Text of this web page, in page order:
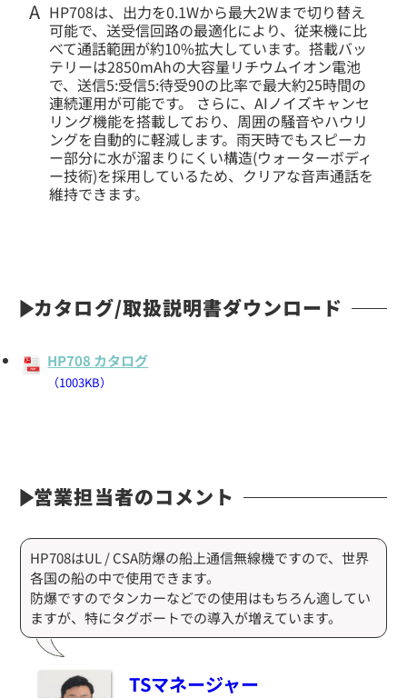
HP708は、出力を0.1Wから最大2Wまで切り替え
可能で、送受信回路の最適化により、従来機に比
べて通話範囲が約10%拡大しています。搭載バッ
テリーは2850mAhの大容量リチウムイオン電池
で、送信5:受信5:待受90の比率で最大約25時間の
連続運用が可能です。 さらに、AIノイズキャンセ
リング機能を搭載しており、周囲の騒音やハウリ
ングを自動的に軽減します。雨天時でもスピーカ
ー部分に水が溜まりにくい構造(ウォーターボディ
ー技術)を採用しているため、クリアな音声通話を
維持できます。
カタログ/取扱説明書ダウンロード
HP708 カタログ
（1003KB）
営業担当者のコメント
TSマネージャー
HP708はUL / CSA防爆の船上通信無線機ですので、世界
各国の船の中で使用できます。
防爆ですのでタンカーなどでの使用はもちろん適してい
ますが、特にタグボートでの導入が増えています。